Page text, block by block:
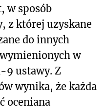
w sposób
z której uzyskane
do innych
w
9 ustawy. Z
wynika, że każda
oceniana